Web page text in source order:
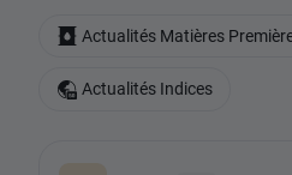
Actualités Matières
Actualités Indices